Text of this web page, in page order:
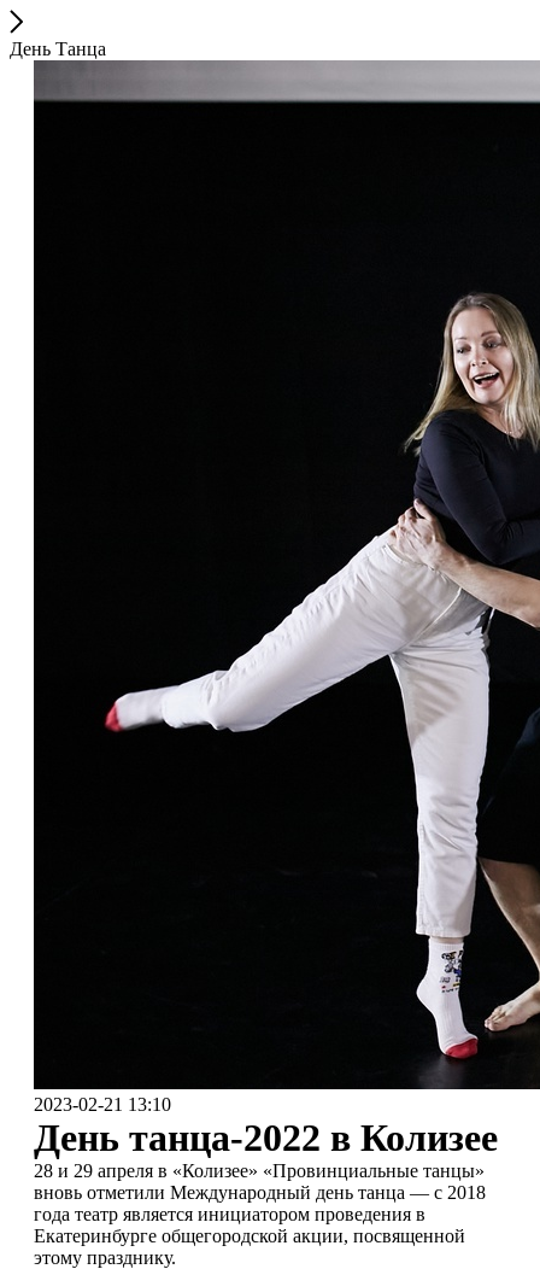
День Танца
2023-02-21 13:10
День танца-2022 в Колизее
28 и 29 апреля в «Колизее» «Провинциальные танцы»
вновь отметили Международный день танца — с 2018
года театр является инициатором проведения в
Екатеринбурге общегородской акции, посвященной
этому празднику.